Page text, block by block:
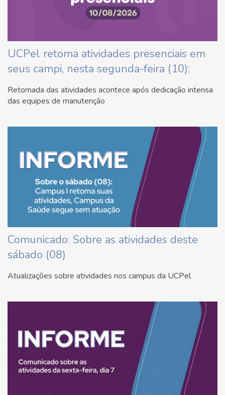
UCPel retoma atividades presenciais em
seus campi, nesta segunda-feira (10):
Retomada das atividades acontece após dedicação intensa
das equipes de manutenção
Comunicado: Sobre as atividades deste
sábado (08)
Atualizações sobre atividades nos campus da UCPel